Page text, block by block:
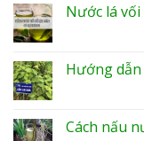
Nước lá
Hướng dẫn
Cách nấu